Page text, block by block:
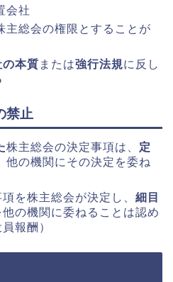
会社
主総会の権限とすることが
本質 または強行法規に反し
禁止
株主総会の決定事項は、 定
他の機関にその決定を委ね
項を株主総会が決定し、 細目
の機関に委ねることは認め
報酬）